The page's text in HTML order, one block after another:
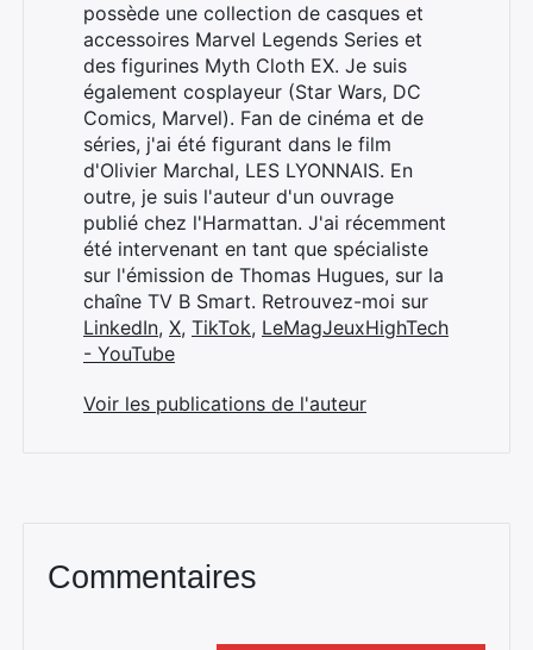
possède une collection de casques et
accessoires Marvel Legends Series et
des figurines Myth Cloth EX. Je suis
également cosplayeur (Star Wars, DC
Comics, Marvel). Fan de cinéma et de
séries, j'ai été figurant dans le film
d'Olivier Marchal, LES LYONNAIS. En
outre, je suis l'auteur d'un ouvrage
publié chez l'Harmattan. J'ai récemment
été intervenant en tant que spécialiste
sur l'émission de Thomas Hugues, sur la
chaîne TV B Smart. Retrouvez-moi sur
LinkedIn, X, TikTok, LeMagJeuxHighTech
- YouTube
Voir les publications de l'auteur
Commentaires